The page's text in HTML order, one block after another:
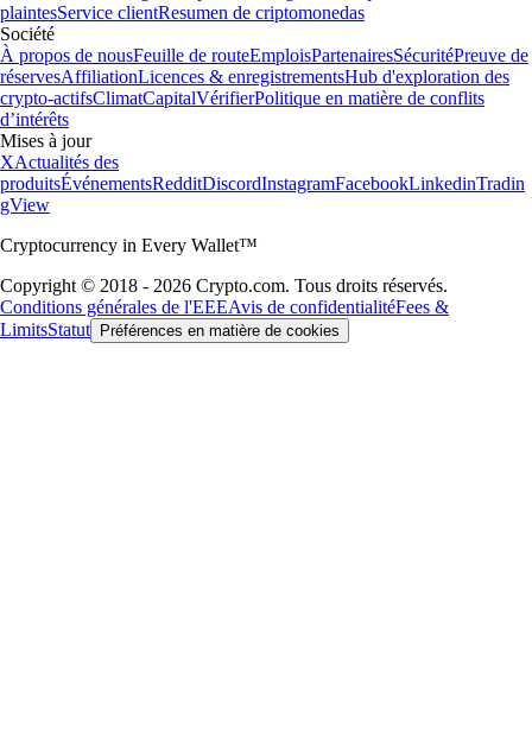
plaintesService clientResumen de criptomonedas
Société
À propos de nousFeuille de routeEmploisPartenairesSécuritéPreuve de
réservesAffiliationLicences & enregistrementsHub d'exploration des
crypto-actifsClimatCapitalVérifierPolitique en matière de conflits
d’intérêts
Mises à jour
XActualités des
produitsÉvénementsRedditDiscordInstagramFacebookLinkedinTradin
gView
Cryptocurrency in Every Wallet™
Copyright © 2018 - 2026 Crypto.com. Tous droits réservés.
Conditions générales de l'EEEAvis de confidentialitéFees &
LimitsStatut Préférences en matière de cookies